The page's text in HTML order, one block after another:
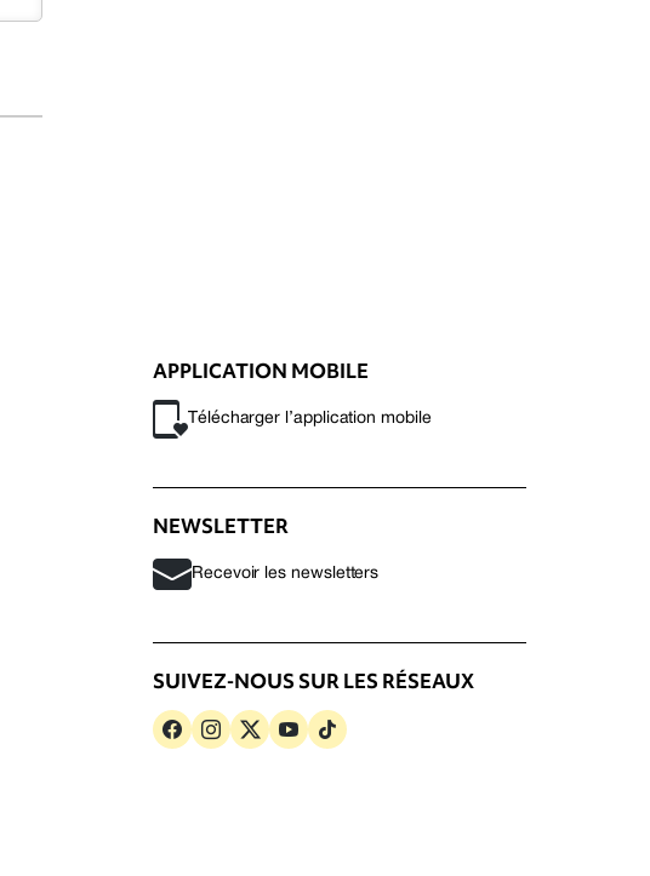
APPLICATION MOBILE
Télécharger l’application mobile
NEWSLETTER
Recevoir les newsletters
SUIVEZ-NOUS SUR LES RÉSEAUX